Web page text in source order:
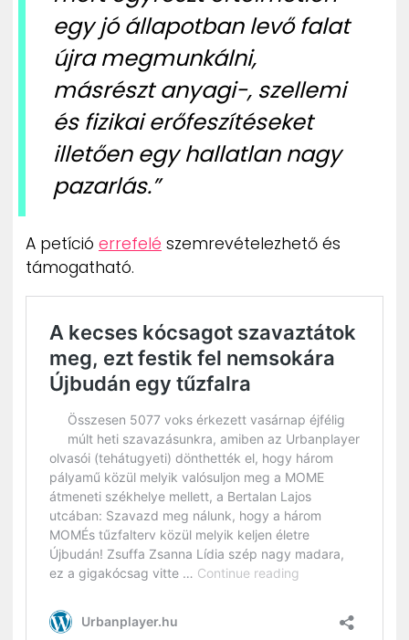
egy jó állapotban levő falat
újra megmunkálni,
másrészt anyagi-, szellemi
és fizikai erőfeszítéseket
illetően egy hallatlan nagy
pazarlás.”
A petíció errefelé szemrevételezhető és
támogatható.